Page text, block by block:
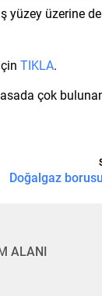
yüzey üzerine
TIKLA.
çok
Doğalgaz
ALANI